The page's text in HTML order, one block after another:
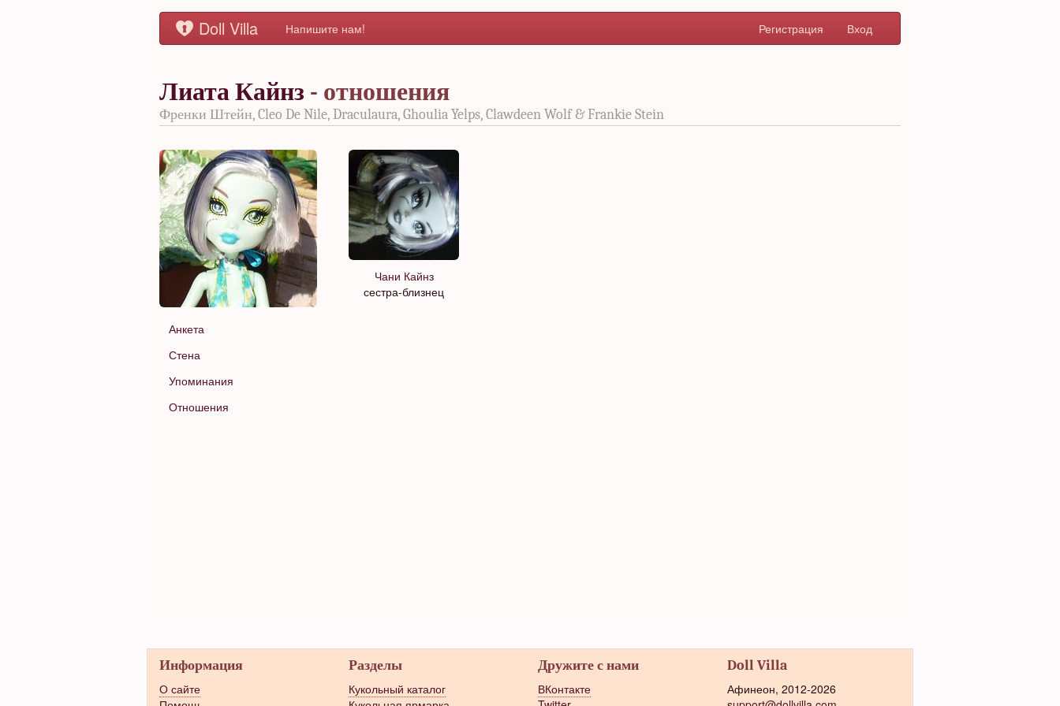
Doll Villa Напишите нам! Регистрация Вход
Лиата Кайнз - отношения
Френки Штейн, Cleo De Nile, Draculaura, Ghoulia Yelps, Clawdeen Wolf & Frankie Stein
Анкета
Стена
Упоминания
Отношения
Чани Кайнз
сестра-близнец
Информация
О сайте
Разделы
Кукольный каталог
Дружите с нами
ВКонтакте
Doll Villa
Афинеон, 2012-2026